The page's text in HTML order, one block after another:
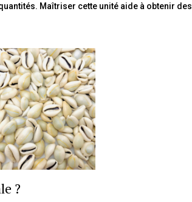
Maîtriser cette unité aide à obtenir des
?